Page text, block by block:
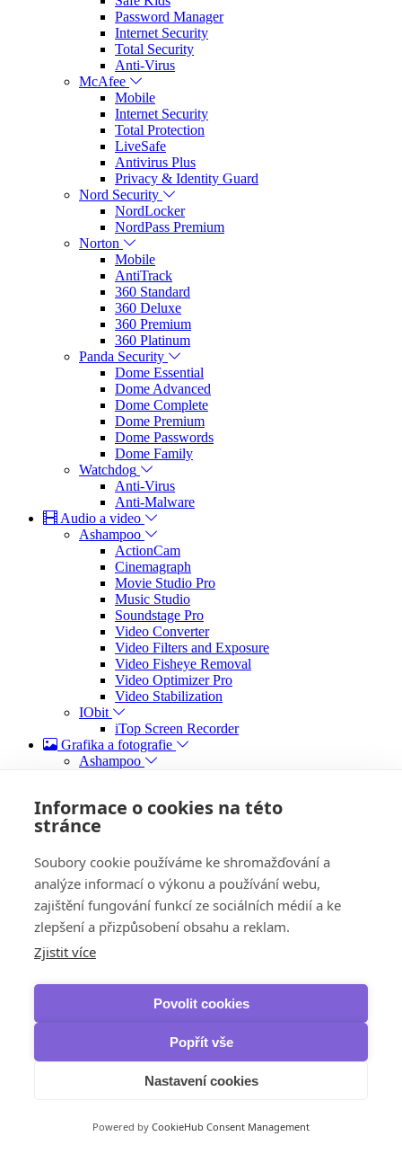
Password Manager
Internet Security
Total Security
Anti-Virus
McAfee
Mobile
Internet Security
Total Protection
LiveSafe
Antivirus Plus
Privacy & Identity Guard
Nord Security
NordLocker
NordPass Premium
Norton
Mobile
AntiTrack
360 Standard
360 Deluxe
360 Premium
360 Platinum
Panda Security
Dome Essential
Dome Advanced
Dome Complete
Dome Premium
Dome Passwords
Dome Family
Watchdog
Anti-Virus
Anti-Malware
Audio a video
Ashampoo
ActionCam
Cinemagraph
Movie Studio Pro
Music Studio
Soundstage Pro
Video Converter
Video Filters and Exposure
Video Fisheye Removal
Video Optimizer Pro
Video Stabilization
IObit
iTop Screen Recorder
Grafika a fotografie
Ashampoo
ZOOM #3
AutoCAD
AutoCAD LT
AutoCAD Electrical
Civil 3D
Revit
Inventor Pro
Zrychlení a optimalizace
Cleanup & Boost
Driver Updater
Cleaner Pro
Informace o cookies na této
stránce
Soubory cookie používáme ke shromažďování a
analýze informací o výkonu a používání webu,
zajištění fungování funkcí ze sociálních médií a ke
zlepšení a přizpůsobení obsahu a reklam.
Zjistit více
Povolit cookies
Popřít vše
Nastavení cookies
Powered by CookieHub Consent Management